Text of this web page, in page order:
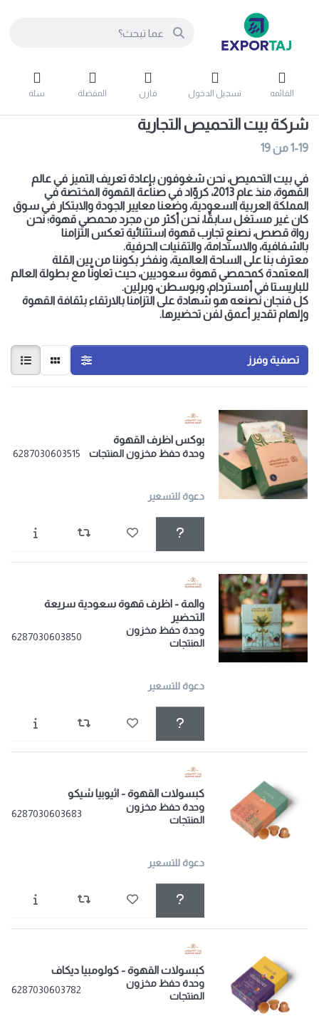
القائمه تسجيل الدخول قارن المفضلة سلة
شركة بيت التحميص التجارية
1-19من19
في بيت التحميص، نحن شغوفون بإعادة تعريف التميز في عالم
القهوة، منذ عام 2013، كروّاد في صناعة القهوة المختصة في
المملكة العربية السعودية، وضعنا معايير الجودة والابتكار في سوق
كان غير مستغل سابقًا، نحن أكثر من مجرد محمصي قهوة؛ نحن
رواة قصص، نصنع تجارب قهوة استثنائية تعكس التزامنا
بالشفافية، والاستدامة، والتقنيات الحرفية.
معترف بنا على الساحة العالمية، ونفخر بكوننا من بين القلة
المعتمدة كمحمصي قهوة سعوديين، حيث تعاونّا مع بطولة العالم
للباريستا في أمستردام، وبوسطن، وبرلين.
كل فنجان نصنعه هو شهادة على التزامنا بالارتقاء بثقافة القهوة
وإلهام تقدير أعمق لفن تحضيرها.
تصفية وفرز
بوكس اظرف القهوة
وحدة حفظ مخزون المنتجات 6287030603515
دعوة للتسعير
والمة - اظرف قهوة سعودية سريعة
التحضير
وحدة حفظ مخزون
المنتجات
6287030603850
دعوة للتسعير
كبسولات القهوة - اثيوبيا شيكو
وحدة حفظ مخزون
المنتجات
6287030603683
دعوة للتسعير
كبسولات القهوة - كولومبيا ديكاف
وحدة حفظ مخزون
المنتجات
6287030603782